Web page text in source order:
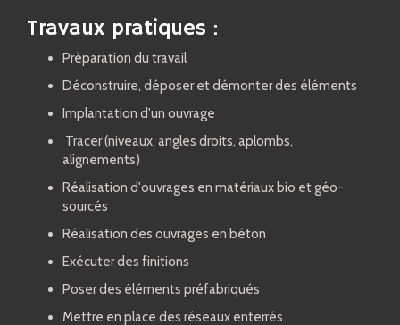
Travaux pratiques :
Préparation du travail
Déconstruire, déposer et démonter des éléments
Implantation d'un ouvrage
Tracer (niveaux, angles droits, aplombs,
alignements)
Réalisation d'ouvrages en matériaux bio et géo-
sourcés
Réalisation des ouvrages en béton
Exécuter des finitions
Poser des éléments préfabriqués
Mettre en place des réseaux enterrés